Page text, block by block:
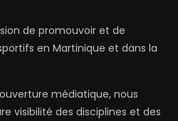
de promouvoir et de
en Martinique et dans la
médiatique, nous
visibilité des disciplines et des